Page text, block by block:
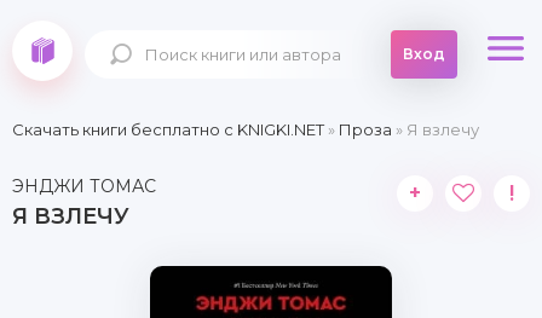
Вход
Скачать книги бесплатно c KNIGKI.NET» Проза » Я взлечу
ЭНДЖИ ТОМАС
Я ВЗЛЕЧУ
+ !